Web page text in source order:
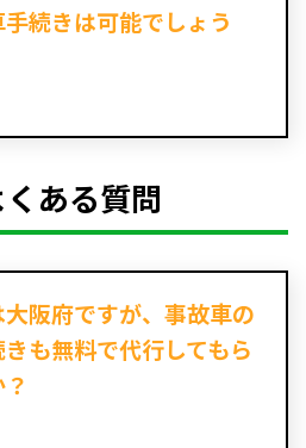
続きは可能でしょう
ある質問
阪府ですが、事故車の
も無料で代行してもら